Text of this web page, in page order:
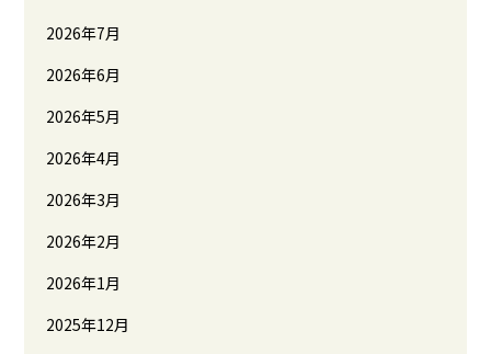
2026年7月
2026年6月
2026年5月
2026年4月
2026年3月
2026年2月
2026年1月
2025年12月